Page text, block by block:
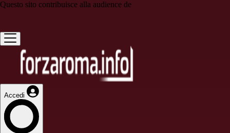
Questo sito contribuisce alla audience de
Accedi